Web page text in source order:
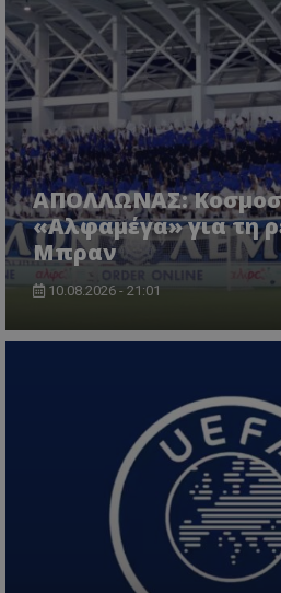
ΑΠΟΛΛΩΝΑΣ:
«Αλφαμέγα» για τη
Μπραν
10.08.2026 - 21:01